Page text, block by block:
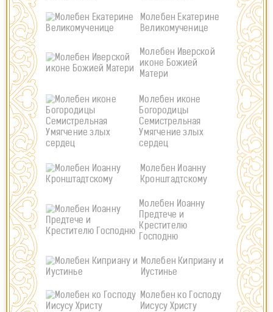
Молебен Екатерине
Великомученице
Молебен Иверской
иконе Божией
Матери
Молебен иконе
Богородицы
Семистрельная
Умягчение злых
сердец
Молебен Иоанну
Кронштадтскому
Молебен Иоанну
Предтече и
Крестителю
Господню
Молебен Киприану и
Иустинье
Молебен ко Господу
Иисусу Христу